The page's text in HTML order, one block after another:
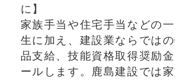
に】
家族手当や住宅手当などの
生に加え、建設業ならでは
品支給、技能資格取得奨励
ールします。鹿島建設では